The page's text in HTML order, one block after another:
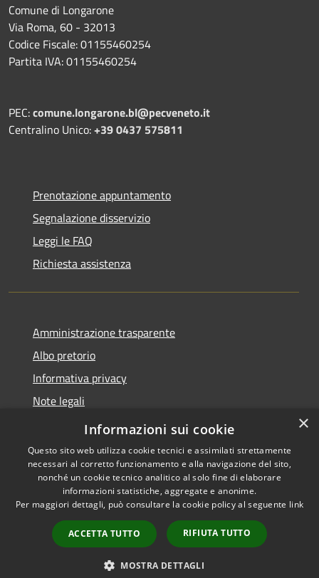
Comune di Longarone
Via Roma, 60 - 32013
Codice Fiscale: 01155460254
Partita IVA: 01155460254
PEC:comune.longarone.bl@pecveneto.it
Centralino Unico:+39 0437 575811
Prenotazione appuntamento
Segnalazione disservizio
Leggi le FAQ
Richiesta assistenza
Amministrazione trasparente
Albo pretorio
Informativa privacy
Note legali
Dichiarazione di accessibilità
Accessibilità
Copyright © 2026 • Comune di
Longarone • Powered by
Municipium•
Accesso
redazione
×
Informazioni sui cookie
Questo sito web utilizza cookie tecnici e assimilati strettamente
necessari al corretto funzionamento e alla navigazione del sito,
nonché un cookie tecnico analitico al solo fine di elaborare
informazioni statistiche, aggregate e anonime.
Per maggiori dettagli, può consultare la cookie policy al seguente link
ACCETTA TUTTO RIFIUTA TUTTO
MOSTRA DETTAGLI